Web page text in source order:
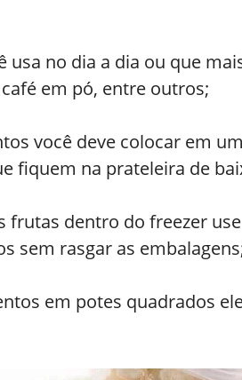
usa no dia a dia ou que
em pó, entre outros;
você deve colocar em
fiquem na prateleira de
frutas dentro do freezer
sem rasgar as
em potes quadrados